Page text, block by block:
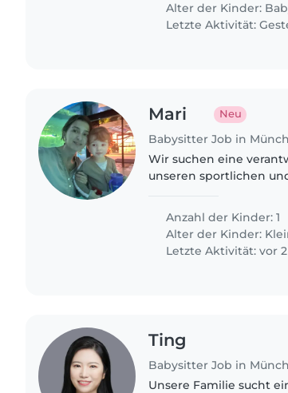
Alter der Kinder:
Letzte Aktivität:
Mari Neu
Babysitter Job in
Wir suchen eine
unseren sportlichen
Englisch sind
Anzahl der Kinder: 1
Alter der Kinder:
Letzte Aktivität: vor
Ting
Babysitter Job in
Unsere Familie sucht